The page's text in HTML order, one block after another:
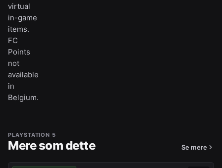
virtual
in-game
items.
FC
Points
not
available
in
Belgium.
PLAYSTATION 5
Mere som dette Se mere